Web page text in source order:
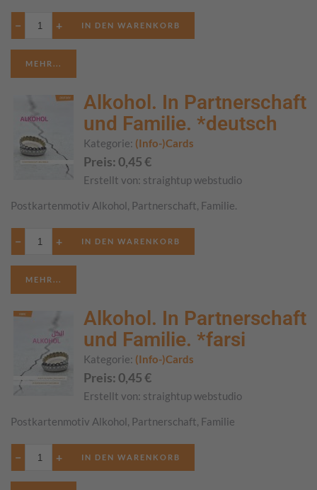
− +
MEHR...
Alkohol. In Partnerschaft
und Familie. *deutsch
Kategorie: (Info-)Cards
Preis: 0,45€
Erstellt von: straightup webstudio
Postkartenmotiv Alkohol, Partnerschaft, Familie.
− +
MEHR...
Alkohol. In Partnerschaft
und Familie. *farsi
Kategorie: (Info-)Cards
Preis: 0,45€
Erstellt von: straightup webstudio
Postkartenmotiv Alkohol, Partnerschaft, Familie
− +